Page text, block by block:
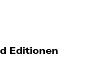
Editionen